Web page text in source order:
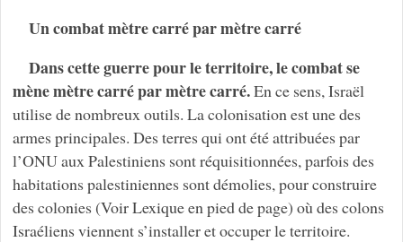
Un combat mètre carré par mètre carré
Dans cette guerre pour le territoire, le combat se
mène mètre carré par mètre carré.En ce sens, Israël
utilise de nombreux outils. La colonisation est une des
armes principales. Des terres qui ont été attribuées par
l’ONU aux Palestiniens sont réquisitionnées, parfois des
habitations palestiniennes sont démolies, pour construire
des colonies (Voir Lexique en pied de page) où des colons
Israéliens viennent s’installer et occuper le territoire.